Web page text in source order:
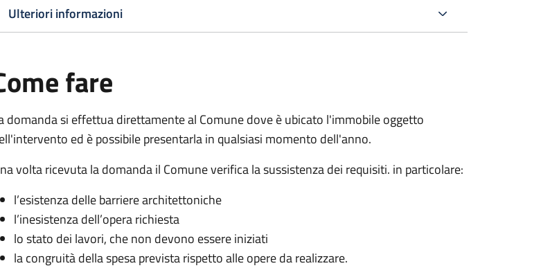
Ulteriori informazioni
fare
domanda si effettua direttamente al Comune dove è ubicato l'immobile oggetto
ed è possibile presentarla in qualsiasi momento dell'anno.
volta ricevuta la domanda il Comune verifica la sussistenza dei requisiti. in particolare:
l’esistenza delle barriere architettoniche
l’inesistenza dell’opera richiesta
lo stato dei lavori, che non devono essere iniziati
la congruità della spesa prevista rispetto alle opere da realizzare.